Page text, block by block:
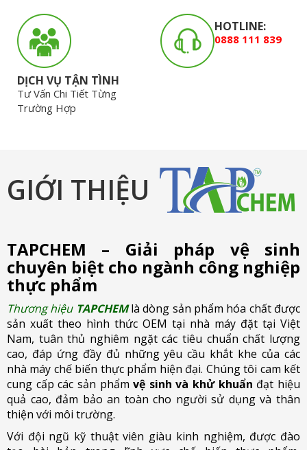
DỊCH VỤ TẬN TÌNH
Tư Vấn Chi Tiết Từng
Trường Hợp
HOTLINE:
0888 111 839
GIỚI THIỆU
TAPCHEM – Giải pháp vệ sinh
chuyên biệt cho ngành công nghiệp
thực phẩm
Thương hiệu TAPCHEMlà dòng sản phẩm hóa chất được
sản xuất theo hình thức OEM tại nhà máy đặt tại Việt
Nam, tuân thủ nghiêm ngặt các tiêu chuẩn chất lượng
cao, đáp ứng đầy đủ những yêu cầu khắt khe của các
nhà máy chế biến thực phẩm hiện đại. Chúng tôi cam kết
cung cấp các sản phẩmvệ sinh và khử khuẩn đạt hiệu
quả cao, đảm bảo an toàn cho người sử dụng và thân
thiện với môi trường.
Với đội ngũ kỹ thuật viên giàu kinh nghiệm, được đào